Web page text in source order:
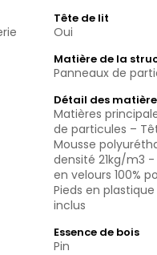
Tête de lit
Oui
Matière de la
Panneaux de
Détail des
Matières
de particules –
Mousse
densité 21kg/m3
en velours 100%
Pieds en
inclus
Essence de bois
Pin